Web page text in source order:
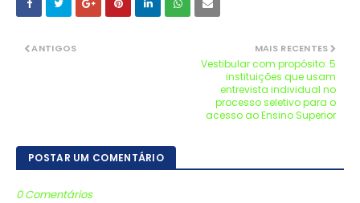
MAIS RECENTES
Vestibular com propósito: 5
instituições que usam
entrevista individual no
processo seletivo para o
acesso ao Ensino Superior
ANTIGOS
POSTAR UM COMENTÁRIO
0 Comentários